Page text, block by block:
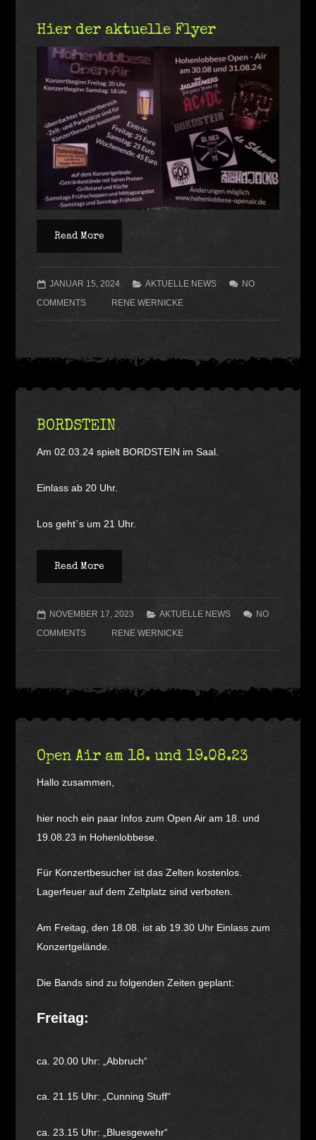
Hier der aktuelle Flyer
Read More
JANUAR 15, 2024 AKTUELLE NEWS
NO
COMMENTS
RENE WERNICKE
BORDSTEIN
Am 02.03.24 spielt BORDSTEIN im Saal.
Einlass ab 20 Uhr.
Los geht`s um 21 Uhr.
Read More
NOVEMBER 17, 2023 AKTUELLE NEWS
NO
COMMENTS
RENE WERNICKE
Open Air am 18. und 19.08.23
Hallo zusammen,
hier noch ein paar Infos zum Open Air am 18. und
19.08.23 in Hohenlobbese.
Für Konzertbesucher ist das Zelten kostenlos.
Lagerfeuer auf dem Zeltplatz sind verboten.
Am Freitag, den 18.08. ist ab 19.30 Uhr Einlass zum
Konzertgelände.
Die Bands sind zu folgenden Zeiten geplant:
Freitag:
ca. 20.00 Uhr: „Abbruch“
ca. 21.15 Uhr: „Cunning Stuff“
ca. 23.15 Uhr: „Bluesgewehr“